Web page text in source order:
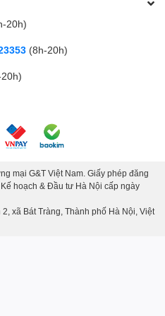
là món đồ sử dụng hàng ngày
nghĩa. Sản phẩm phù hợp để
mắn và thịnh vượng cho người
vẽ xương cá
20h)
(8h-20h)
mại G&T Việt Nam. Giấy phép đăng
hoạch & Đầu tư Hà Nội cấp ngày
xã Bát Tràng, Thành phố Hà Nội, Việt